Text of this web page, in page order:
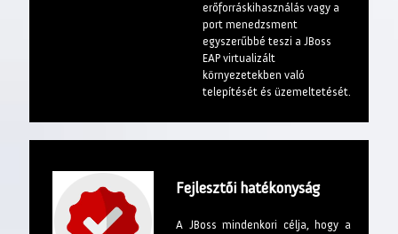
erőforráskihasználás vagy a
port menedzsment
egyszerűbbé teszi a JBoss
EAP virtualizált
környezetekben való
telepítését és üzemeltetését.
Fejlesztői hatékonyság
A JBoss mindenkori célja, hogy a